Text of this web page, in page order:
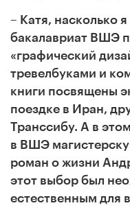
– Катя, насколько
бакалавриат ВШЭ
«графический
тревелбуками и
книги посвящены
поездке в Иран,
Транссибу. А в
в ВШЭ
роман о жизни
этот выбор был
естественным для